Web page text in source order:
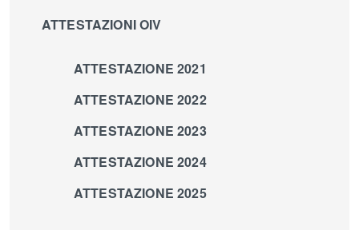
ATTESTAZIONI OIV
ATTESTAZIONE 2021
ATTESTAZIONE 2022
ATTESTAZIONE 2023
ATTESTAZIONE 2024
ATTESTAZIONE 2025